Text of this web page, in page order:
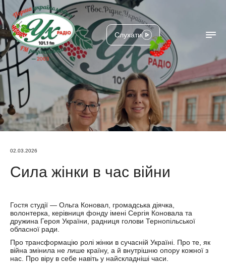
Слухати
02.03.2026
Сила жінки в час війни
Гостя студії — Ольга Коновал, громадська діячка,
волонтерка, керівниця фонду імені Сергія Коновала та
дружина Героя України, радниця голови Тернопільської
обласної ради.
Про трансформацію ролі жінки в сучасній Україні. Про те, як
війна змінила не лише країну, а й внутрішню опору кожної з
нас. Про віру в себе навіть у найскладніші часи.